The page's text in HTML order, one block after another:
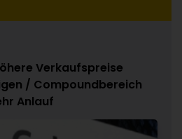
Verkaufspreise
/ Compoundbereich
Anlauf